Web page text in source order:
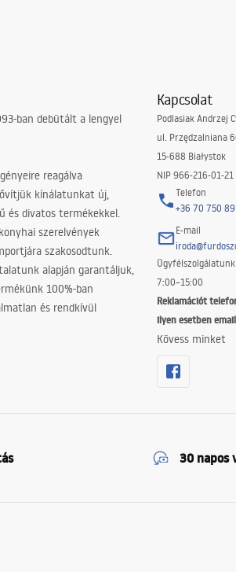
ban debütált a lengyel
reagálva
kínálatunkat új,
és divatos termékekkel.
szerelvények
szakosodtunk.
alapján garantáljuk,
100%-ban
és rendkívül
Kapcsolat
Podlasiak Andrzej
ul. Przędzalniana
15-688 Białystok
NIP 966-216-01-21
Telefon
+36 70 750
E-mail
7:00–15:00
Reklamációt
ilyen esetben
Kövess minket
30 napos